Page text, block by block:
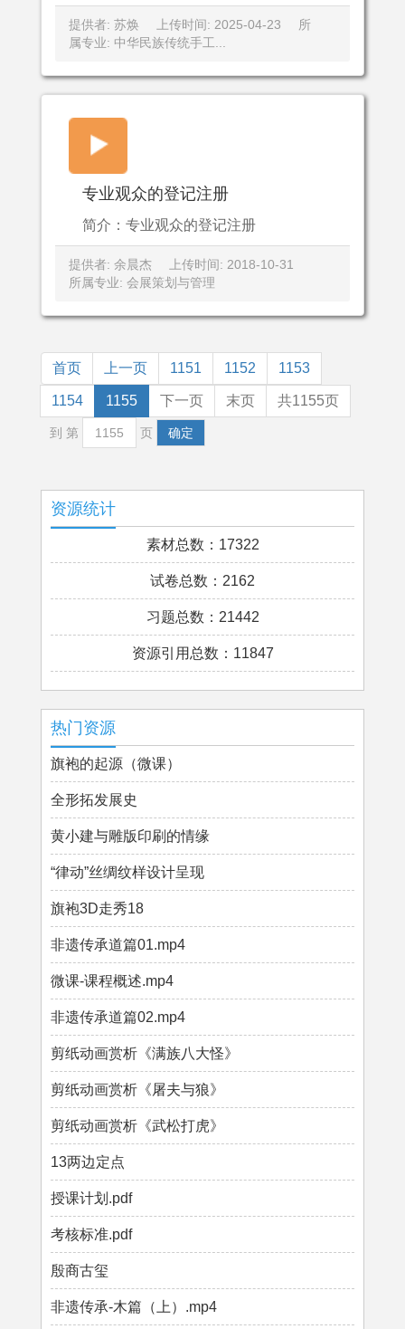
提供者: 苏焕 上传时间: 2025-04-23
所
属专业: 中华民族传统手工...
专业观众的登记注册
简介：专业观众的登记注册
提供者: 余晨杰
上传时间: 2018-10-31
所属专业: 会展策划与管理
首页 上一页 1151 1152 1153
1154 1155 下一页 末页 共1155页
到 第 页 确定
资源统计
素材总数：17322
试卷总数：2162
习题总数：21442
资源引用总数：11847
热门资源
旗袍的起源（微课）
全形拓发展史
黄小建与雕版印刷的情缘
“律动”丝绸纹样设计呈现
旗袍3D走秀18
非遗传承道篇01.mp4
微课-课程概述.mp4
非遗传承道篇02.mp4
剪纸动画赏析《满族八大怪》
剪纸动画赏析《屠夫与狼》
剪纸动画赏析《武松打虎》
13两边定点
授课计划.pdf
考核标准.pdf
殷商古玺
非遗传承-木篇（上）.mp4